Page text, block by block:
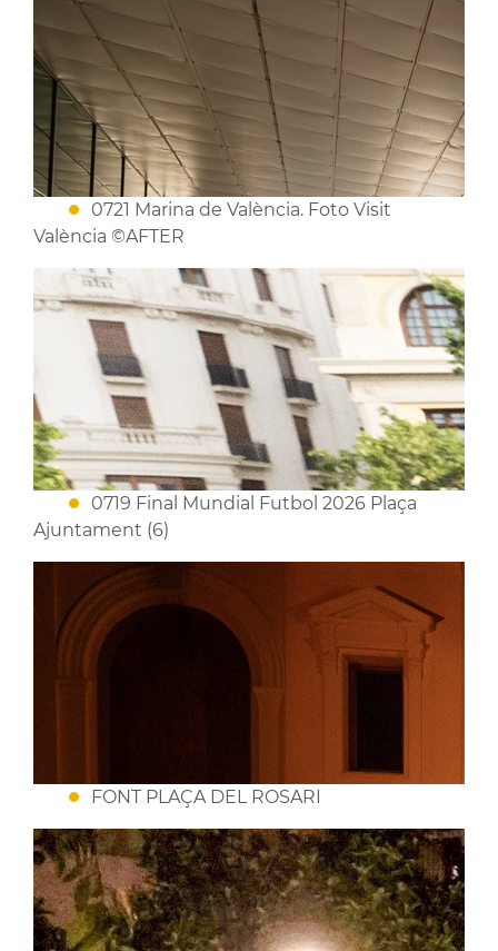
0721 Marina de València. Foto Visit
València ©AFTER
0719 Final Mundial Futbol 2026 Plaça
Ajuntament (6)
FONT PLAÇA DEL ROSARI